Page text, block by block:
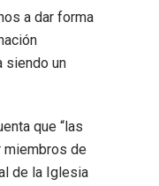
a dar forma
siendo un
que “las
miembros de
de la Iglesia